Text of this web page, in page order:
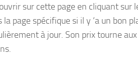
sur cette page en cliquant sur
la page spécifique si il y ‘a un bon
à jour. Son prix tourne